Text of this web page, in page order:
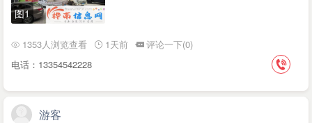
图1
1353人浏览查看 1天前
评论一下(0)
电话：13354542228
游客